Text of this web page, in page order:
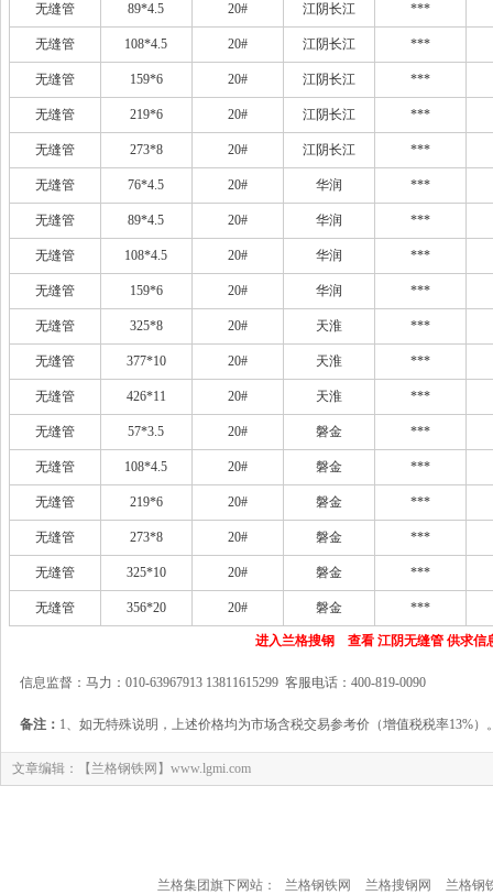
无缝管 89*4.5 20# 江阴长江 ***
无缝管 108*4.5 20# 江阴长江 ***
无缝管 159*6 20# 江阴长江 ***
无缝管 219*6 20# 江阴长江 ***
无缝管 273*8 20# 江阴长江 ***
无缝管 76*4.5 20# 华润 ***
无缝管 89*4.5 20# 华润 ***
无缝管 108*4.5 20# 华润 ***
无缝管 159*6 20# 华润 ***
无缝管 325*8 20# 天淮 ***
无缝管 377*10 20# 天淮 ***
无缝管 426*11 20# 天淮 ***
无缝管 57*3.5 20# 磐金 ***
无缝管 108*4.5 20# 磐金 ***
无缝管 219*6 20# 磐金 ***
无缝管 273*8 20# 磐金 ***
无缝管 325*10 20# 磐金 ***
无缝管 356*20 20# 磐金 ***
进入兰格搜钢 查看 江阴无缝管 供求信
信息监督：马力：010-63967913 13811615299 客服电话：400-819-0090
备注： 1、如无特殊说明，上述价格均为市场含税交易参考价（增值税税率13%）
文章编辑：【兰格钢铁网】www.lgmi.com